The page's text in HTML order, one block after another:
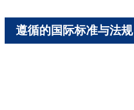
遵循的国际标准与法规